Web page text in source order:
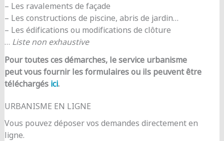
– Les ravalements de façade
– Les constructions de piscine, abris de jardin…
– Les édifications ou modifications de clôture
… Liste non exhaustive
Pour toutes ces démarches, le service urbanisme
peut vous fournir les formulaires ou ils peuvent être
téléchargés ici.
URBANISME EN LIGNE
Vous pouvez déposer vos demandes directement en
ligne.